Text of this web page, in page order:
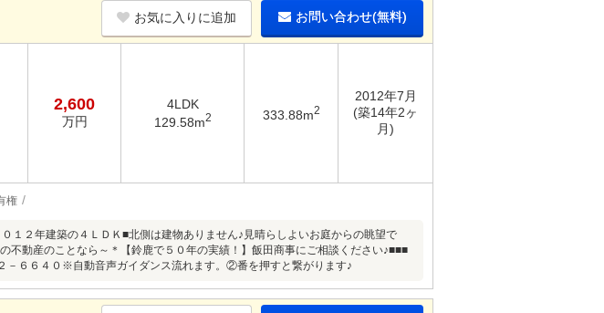
お気に入りに追加 お問い合わせ(無料)
2,600
万円
4LDK
129.58m2 333.88m2
2012年7月
(築14年2ヶ
月)
権
１２年建築の４ＬＤＫ■北側は建物ありません♪見晴らしよいお庭からの眺望で
不動産のことなら～＊【鈴鹿で５０年の実績！】飯田商事にご相談ください♪■■■
－６６４０※自動音声ガイダンス流れます。②番を押すと繋がります♪